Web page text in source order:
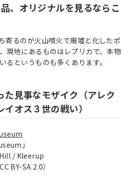
、オリジナルを見るならこ
寄るのが火山噴火で廃墟と化したポ
現地にあるものはレプリカで、本物
るというものも多くあります。
た見事なモザイク（アレク
オス３世の戦い）
」
/ Kleerup
BY-SA 2.0）